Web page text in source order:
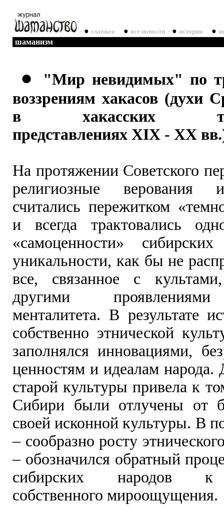
● главная ● все новости ● история ●
шаманизм
●
"Мир невидимых" по
воззрениям хакасов (духи
в хакасских
представлениях XIX - XX
На протяжении Советского
религиозные верования
считались пережитком
и всегда трактовались
«самоценности»
уникальности, как бы не
все, связанное с
другими
менталитета. В результате
собственно этнической
заполнялся инновациями,
ценностям и идеалам народа.
старой культуры привела к
Сибири были отлучены от
своей исконной культуры. В
– сообразно росту
– обозначился обратный
сибирских народов к
собственного мироощущения.